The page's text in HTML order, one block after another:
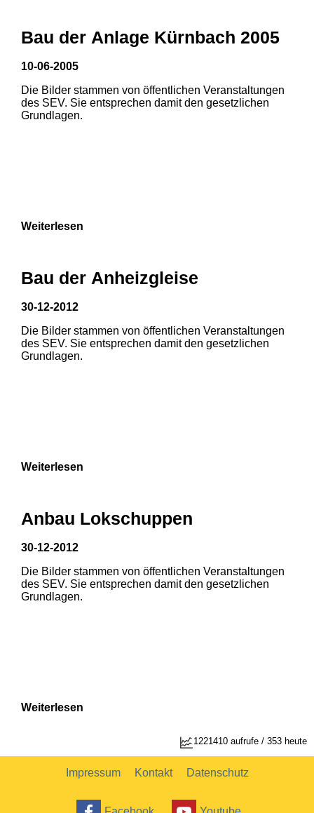
1 2
1 2 3
1 2
Bau der Anlage Kürnbach 2005
10-06-2005
Die Bilder stammen von öffentlichen Veranstaltungen
des SEV. Sie entsprechen damit den gesetzlichen
Grundlagen.
Weiterlesen
Bau der Anheizgleise
30-12-2012
Die Bilder stammen von öffentlichen Veranstaltungen
des SEV. Sie entsprechen damit den gesetzlichen
Grundlagen.
Weiterlesen
Anbau Lokschuppen
30-12-2012
Die Bilder stammen von öffentlichen Veranstaltungen
des SEV. Sie entsprechen damit den gesetzlichen
Grundlagen.
Weiterlesen
1221410 aufrufe / 353 heute
Impressum Kontakt Datenschutz